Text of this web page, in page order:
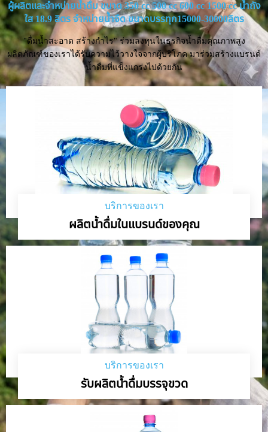
ผู้ผลิตและจำหน่ายน้ำดื่ม ขนาด 350 cc 500 cc 600 cc 1500 cc น้ำถัง
ใส 18.9 ลิตร จำหน่ายน้ำจืด ขนาดบรรทุก15000-30000ลิตร
"ดื่มน้ำสะอาด สร้างกำไร" ร่วมลงทุนในธุรกิจน้ำดื่มคุณภาพสูง
ผลิตภัณฑ์ของเราได้รับความไว้วางใจจากผู้บริโภค มาร่วมสร้างแบรนด์
น้ำดื่มที่แข็งแกร่งไปด้วยกัน
บริการของเรา
ผลิตน้ำดื่มในแบรนด์ของคุณ
บริการของเรา
รับผลิตน้ำดื่มบรรจุขวด